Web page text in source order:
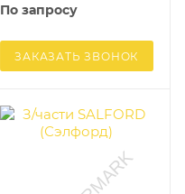
По запросу
ЗАКАЗАТЬ ЗВОНОК